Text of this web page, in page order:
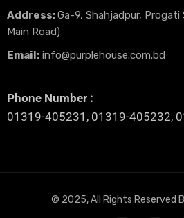
Address:Ga-9, Shahjadpur, Progati
Main Road)
Email: info@purplehouse.com.bd
Phone Number :
01319-405231, 01319-405232,
© 2025, All Rights Reserved